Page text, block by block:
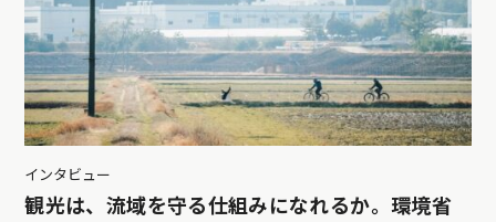
インタビュー
観光は、流域を守る仕組みになれるか。環境省